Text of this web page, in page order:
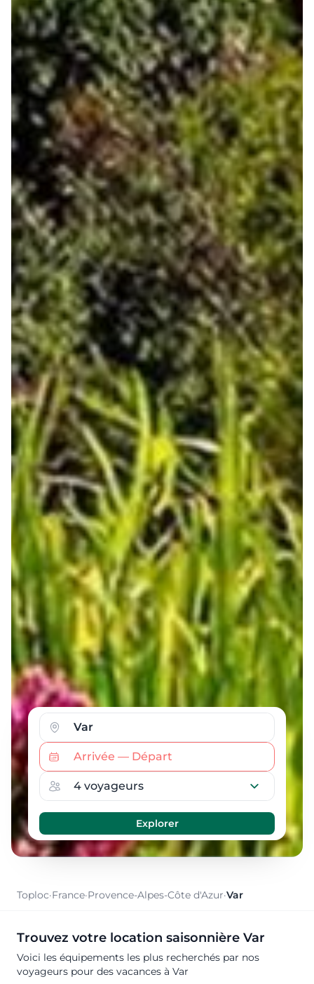
Toploc·France·Provence-Alpes-Côte d'Azur·Var
Trouvez votre location saisonnière Var
Voici les équipements les plus recherchés par nos
voyageurs pour des vacances à Var